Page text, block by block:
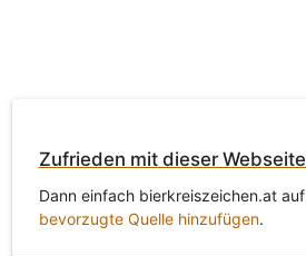
Zufrieden mit dieser
Dann einfach bierkreiszeichen.at
bevorzugte Quelle hinzufügen.